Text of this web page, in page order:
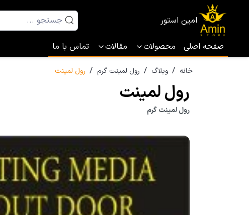
امین استور
صفحه اصلی محصولات مقالات تماس با ما
خانه / وبلاگ / رول لمینت گرم / رول لمینت
رول لمینت
رول لمینت گرم